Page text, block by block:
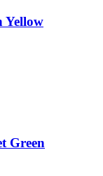
Yellow
Green